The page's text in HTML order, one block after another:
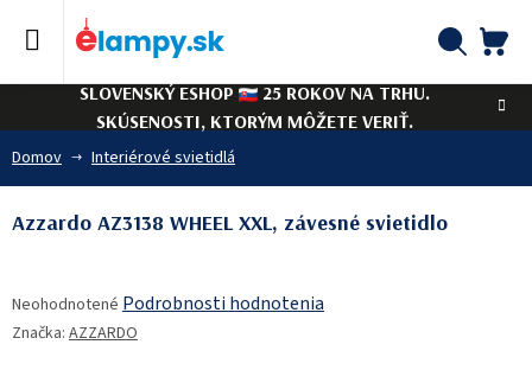
SLOVENSKÝ ESHOP
25 ROKOV NA TRHU.
SKÚSENOSTI, KTORÝM MÔŽETE VERIŤ.
Domov Interiérové svietidlá
Azzardo AZ3138 WHEEL XXL, závesné svietidlo
hodnotenie
produktu
Neohodnotené Podrobnosti hodnotenia
Značka: AZZARDO